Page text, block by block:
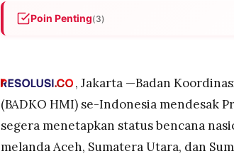
Poin Penting(3)
infrastruktur vital, lumpuhnya ekonomi,
medis.
Penetapan bencana nasional dianggap
, Jakarta —Badan
(BADKO HMI) se-Indonesia mendesak
segera menetapkan status bencana
melanda Aceh, Sumatera Utara, dan